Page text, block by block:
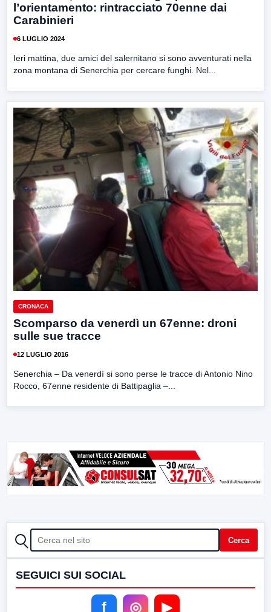
l’orientamento: rintracciato 70enne dai
Carabinieri
6 LUGLIO 2024
Ieri mattina, due amici del salernitano si sono avventurati nella
zona montana di Senerchia per cercare funghi. Nel...
CRONACA
Scomparso da venerdì un 67enne: droni
sulle sue tracce
12 LUGLIO 2016
Senerchia – Da venerdì si sono perse le tracce di Antonio Nino
Rocco, 67enne residente di Battipaglia –...
CERCA Cerca
SEGUICI SUI SOCIAL
f ◎ ▶